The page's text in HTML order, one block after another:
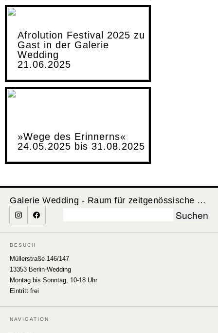
Afrolution Festival 2025 zu
Gast in der Galerie
Wedding
21.06.2025
»Wege des Erinnerns«
24.05.2025 bis 31.08.2025
Galerie Wedding - Raum für zeitgenössische Kunst
BESUCH
Müllerstraße 146/147
13353 Berlin-Wedding
Montag bis Sonntag, 10-18 Uhr
Eintritt frei
NAVIGATION